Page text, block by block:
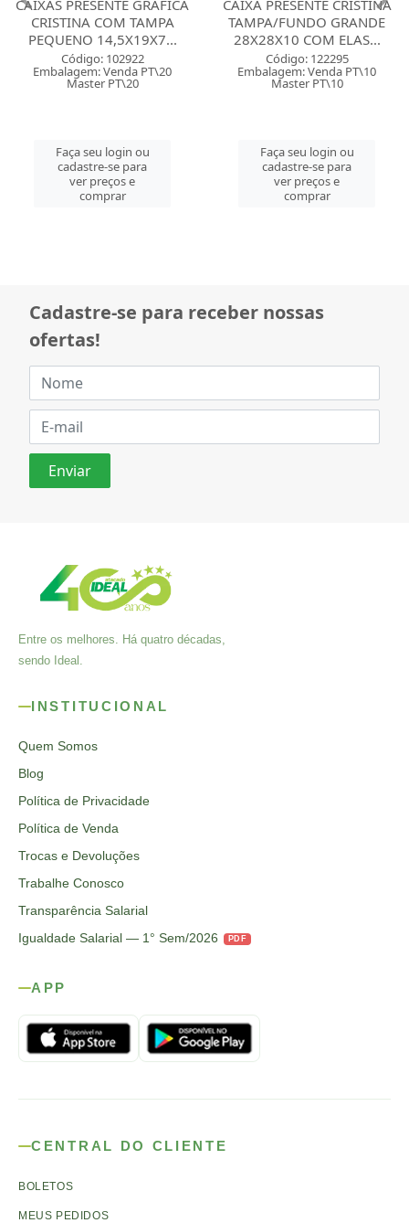
CAIXAS PRESENTE GRAFICA
CRISTINA COM TAMPA
PEQUENO 14,5X19X7...
Código: 102922
Embalagem: Venda PT\20
Master PT\20
Faça seu login ou
cadastre-se para
ver preços e
comprar
CAIXA PRESENTE CRISTINA
TAMPA/FUNDO GRANDE
28X28X10 COM ELAS...
Código: 122295
Embalagem: Venda PT\10
Master PT\10
Faça seu login ou
cadastre-se para
ver preços e
comprar
Cadastre-se para receber nossas
ofertas!
Entre os melhores. Há quatro décadas,
sendo Ideal.
INSTITUCIONAL
Quem Somos
Blog
Política de Privacidade
Política de Venda
Trocas e Devoluções
Trabalhe Conosco
Transparência Salarial
Igualdade Salarial — 1° Sem/2026
PDF
APP
CENTRAL DO CLIENTE
BOLETOS
MEUS PEDIDOS